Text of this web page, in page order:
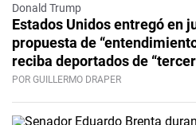
Donald Trump
Estados Unidos entregó en
propuesta de
reciba deportados de
POR GUILLERMO DRAPER